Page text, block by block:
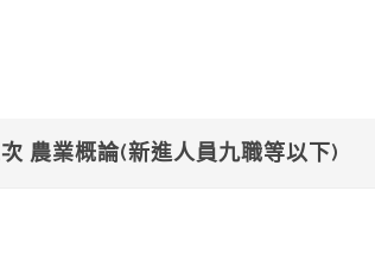
農業概論(新進人員九職等以下)